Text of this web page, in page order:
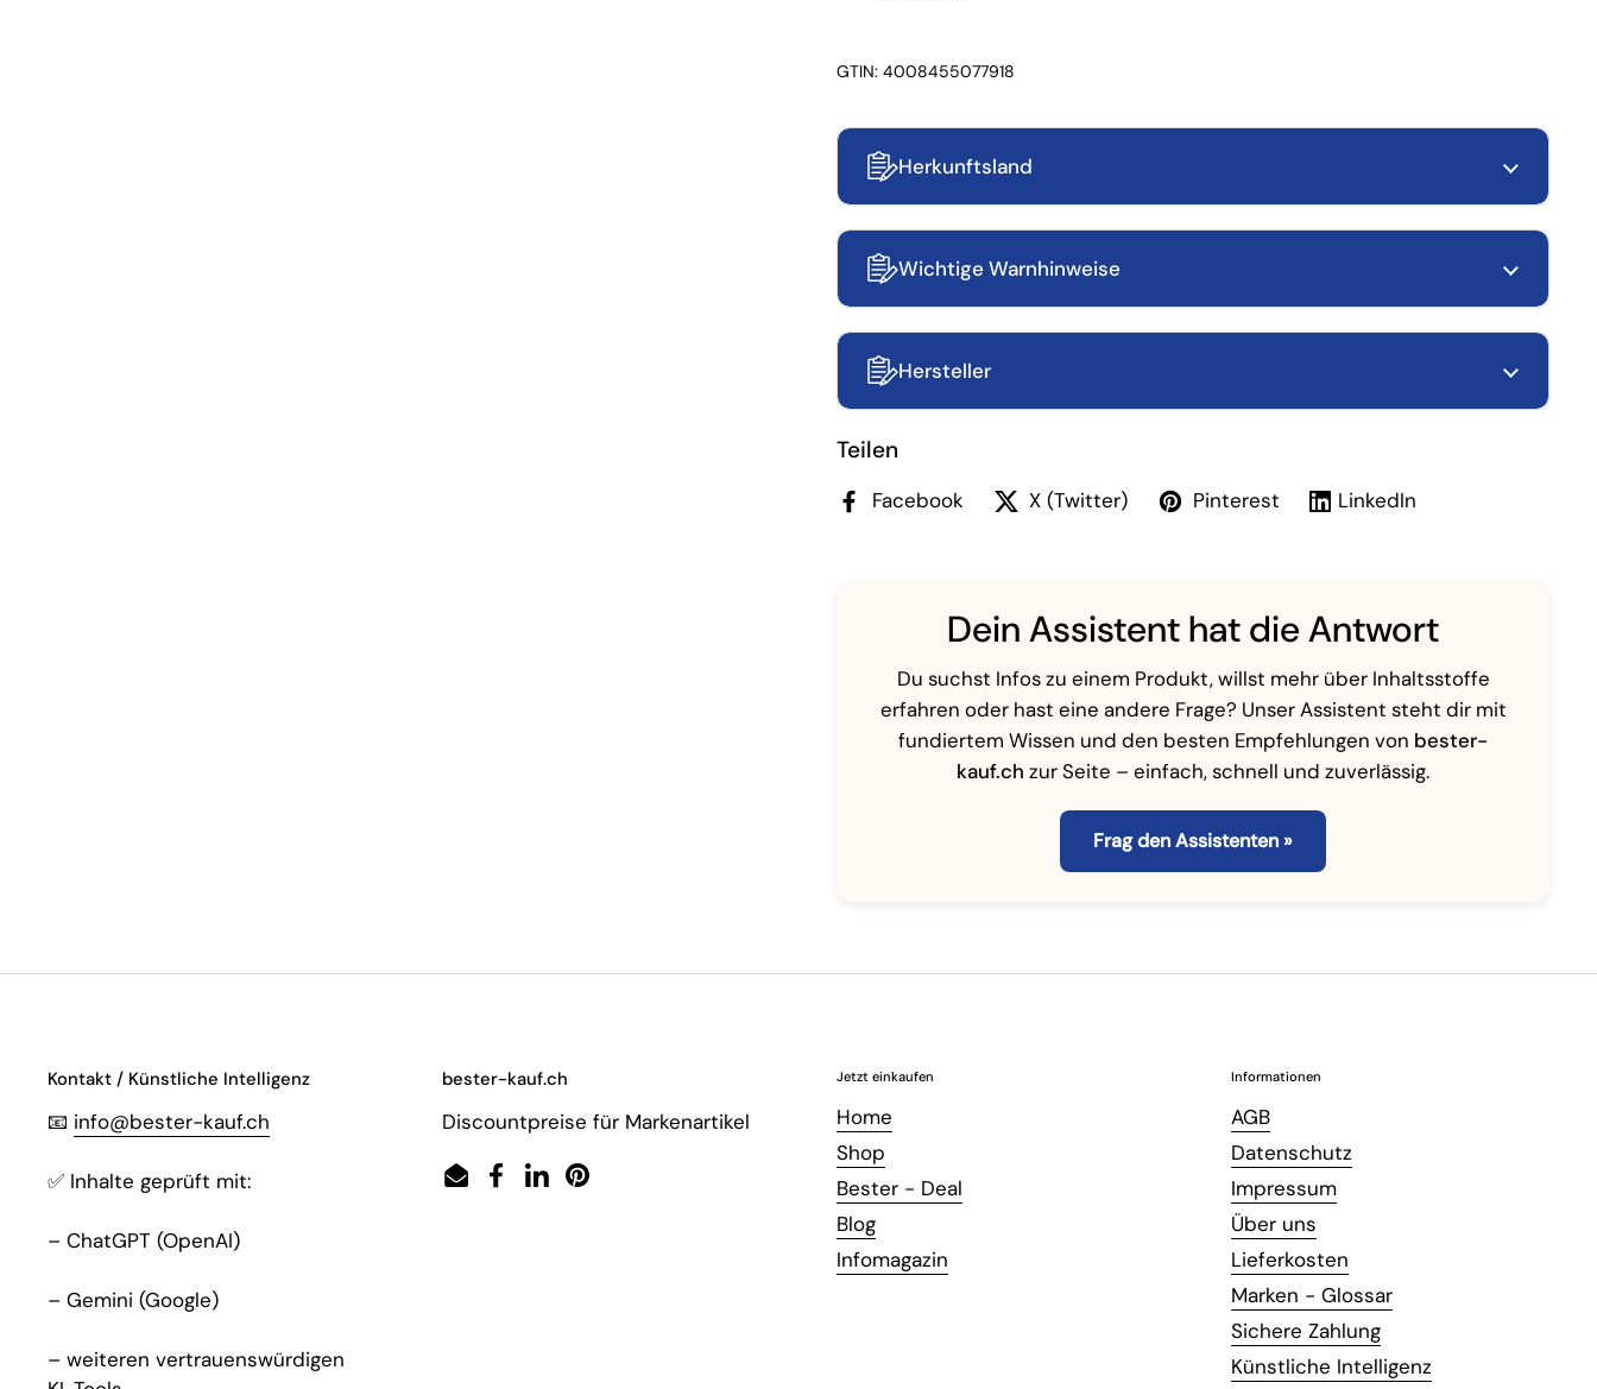
GTIN: 4008455077918
Herkunftsland
Wichtige Warnhinweise
Hersteller
Teilen
Facebook X (Twitter) Pinterest LinkedIn
Dein Assistent hat die Antwort
Du suchst Infos zu einem Produkt, willst mehr über Inhaltsstoffe
erfahren oder hast eine andere Frage? Unser Assistent steht dir mit
fundiertem Wissen und den besten Empfehlungen von bester-
kauf.ch zur Seite – einfach, schnell und zuverlässig.
Frag den Assistenten »
Kontakt / Künstliche Intelligenz
📧 info@bester-kauf.ch
✅ Inhalte geprüft mit:
– ChatGPT (OpenAI)
– Gemini (Google)
– weiteren vertrauenswürdigen
bester-kauf.ch
Discountpreise für Markenartikel
EmailFacebook
LinkedInPinterest
Jetzt einkaufen
Home
Shop
Bester - Deal
Blog
Infomagazin
Informationen
AGB
Datenschutz
Impressum
Über uns
Lieferkosten
Marken - Glossar
Sichere Zahlung
Künstliche Intelligenz